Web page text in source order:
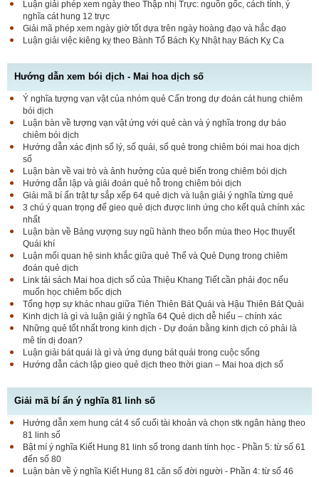
Luận giải phép xem ngày theo Thập nhị Trực: nguồn gốc, cách tính, ý
nghĩa cát hung 12 trực
Giải mã phép xem ngày giờ tốt dựa trên ngày hoàng đạo và hắc đạo
Luận giải việc kiêng kỵ theo Bành Tổ Bách Kỵ Nhật hay Bách Kỵ Ca
Hướng dẫn xem bói dịch - Mai hoa dịch số
Ý nghĩa tượng vạn vật của nhóm quẻ Cấn trong dự đoán cát hung chiêm
bói dịch
Luận bàn về tượng vạn vật ứng với quẻ càn và ý nghĩa trong dự báo
chiêm bói dịch
Hướng dẫn xác định số lý, số quái, số quẻ trong chiêm bói mai hoa dịch
số
Luận bàn về vai trò và ảnh hưởng của quẻ biến trong chiêm bói dịch
Hướng dẫn lập và giải đoán quẻ hỗ trong chiêm bói dịch
Giải mã bí ấn trật tự sắp xếp 64 quẻ dịch và luận giải ý nghĩa từng quẻ
3 chú ý quan trọng để gieo quẻ dịch được linh ứng cho kết quả chính xác
nhất
Luận bàn về Bảng vượng suy ngũ hành theo bốn mùa theo Học thuyết
Quái khí
Luận mối quan hệ sinh khắc giữa quẻ Thể và Quẻ Dụng trong chiêm
đoán quẻ dịch
Link tải sách Mai hoa dịch số của Thiệu Khang Tiết cần phải đọc nếu
muốn học chiêm bốc dịch
Tổng hợp sự khác nhau giữa Tiên Thiên Bát Quái và Hậu Thiên Bát Quái
Kinh dịch là gì và luận giải ý nghĩa 64 Quẻ dịch dễ hiểu – chính xác
Những quẻ tốt nhất trong kinh dịch - Dự đoán bằng kinh dịch có phải là
mê tín dị đoan?
Luận giải bát quái là gì và ứng dụng bát quái trong cuộc sống
Hướng dẫn cách lập gieo quẻ dịch theo thời gian – Mai hoa dịch số
Giải mã bí ẩn ý nghĩa 81 linh số
Hướng dẫn xem hung cát 4 số cuối tài khoản và chọn stk ngân hàng theo
81 linh số
Bật mí ý nghĩa Kiết Hung 81 linh số trong danh tính học - Phần 5: từ số 61
đến số 80
Luận bàn về ý nghĩa Kiết Hung 81 căn số đời người - Phần 4: từ số 46